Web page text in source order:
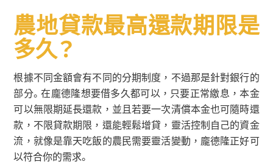
農地貸款最高還款期限是
多久？
根據不同金額會有不同的分期制度，不過那是針對銀行的
部分。在龐德隆想要借多久都可以，只要正常繳息，本金
可以無限期延長還款，並且若要一次清償本金也可隨時還
款，不限貸款期限，還能輕鬆增貸，靈活控制自己的資金
流，就像是靠天吃飯的農民需要靈活變動，龐德隆正好可
以符合你的需求。